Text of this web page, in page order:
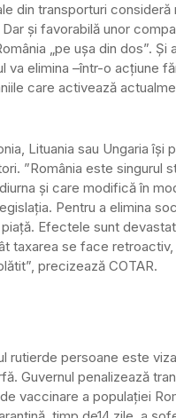
din transporturi consideră
și favorabilă unor
„pe ușa din dos”. Și
va elimina –într-o acțiune
care activează
Lituania sau Ungaria își
”România este singurul
și care modifică în
Pentru a elimina
Efectele sunt
taxarea se face retroactiv,
precizează COTAR.
rutierde persoane este
Guvernul penalizează
vaccinare a populației